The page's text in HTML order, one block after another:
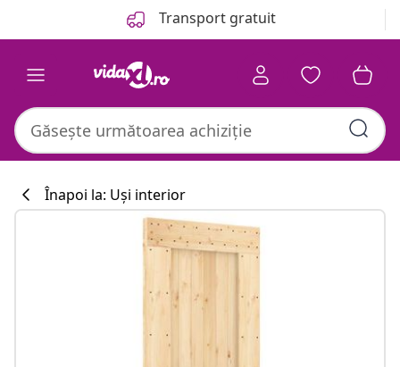
Transport gratuit
Înapoi la: Uși interior